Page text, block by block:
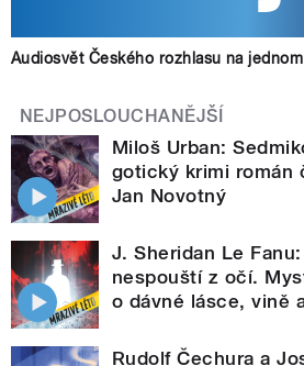
Audiosvět Českého rozhlasu na
NEJPOSLOUCHANĚJŠÍ
Miloš Urban:
gotický krimi román
Jan Novotný
J. Sheridan Le
nespouští z očí.
o dávné lásce, vině
Rudolf Čechura a